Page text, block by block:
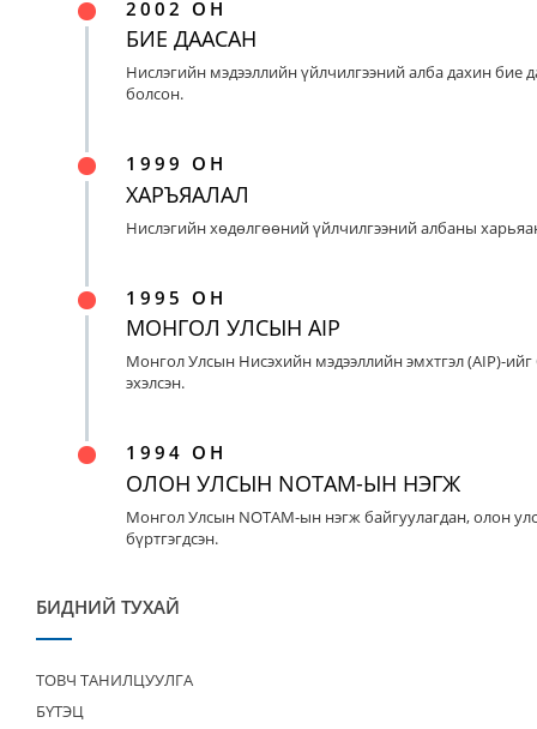
2002 ОН
БИЕ ДААСАН
Нислэгийн мэдээллийн үйлчилгээний алба дахин бие
болсон.
1999 ОН
ХАРЪЯАЛАЛ
Нислэгийн хөдөлгөөний үйлчилгээний албаны
1995 ОН
МОНГОЛ УЛСЫН AIP
Монгол Улсын Нисэхийн мэдээллийн эмхтгэл (AIP)-
эхэлсэн.
1994 ОН
ОЛОН УЛСЫН NOTAM-ЫН НЭГЖ
Монгол Улсын NOTAM-ын нэгж байгуулагдан, олон
бүртгэгдсэн.
БИДНИЙ ТУХАЙ
ТОВЧ ТАНИЛЦУУЛГА
БҮТЭЦ